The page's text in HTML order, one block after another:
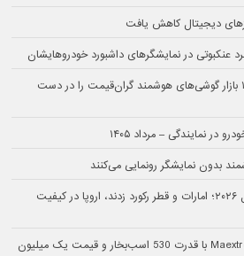
دیجیتال کاهش یافت
عنکبوتی در نمایشگرهای داشبورد خودروهایشان
اپل همچنان بی‌رقیب؛ آیفون ۱۷ بازار گوشی‌های هوشمند گران‌قیمت را در دست
در نمایندگی – مرداد ۱۴۰۵
سریع‌ترین اینترنت جهان در سال ۲۰۲۶؛ امارات و قطر رکورد زدند، اروپا در کیفیت
مینی ون لوکس هواوی Maextro V800 با قدرت 530 اسب‌بخار و قیمت یک میلیون